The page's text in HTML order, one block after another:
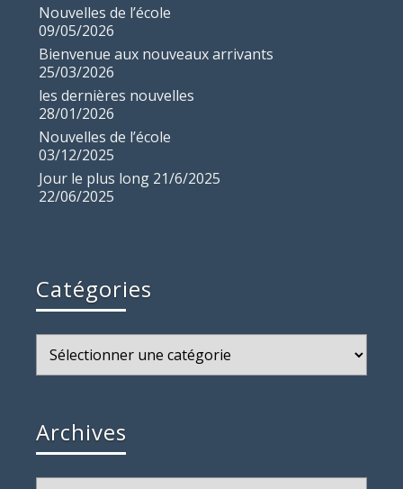
Nouvelles de l’école
09/05/2026
Bienvenue aux nouveaux arrivants
25/03/2026
les dernières nouvelles
28/01/2026
Nouvelles de l’école
03/12/2025
Jour le plus long 21/6/2025
22/06/2025
Catégories
Archives